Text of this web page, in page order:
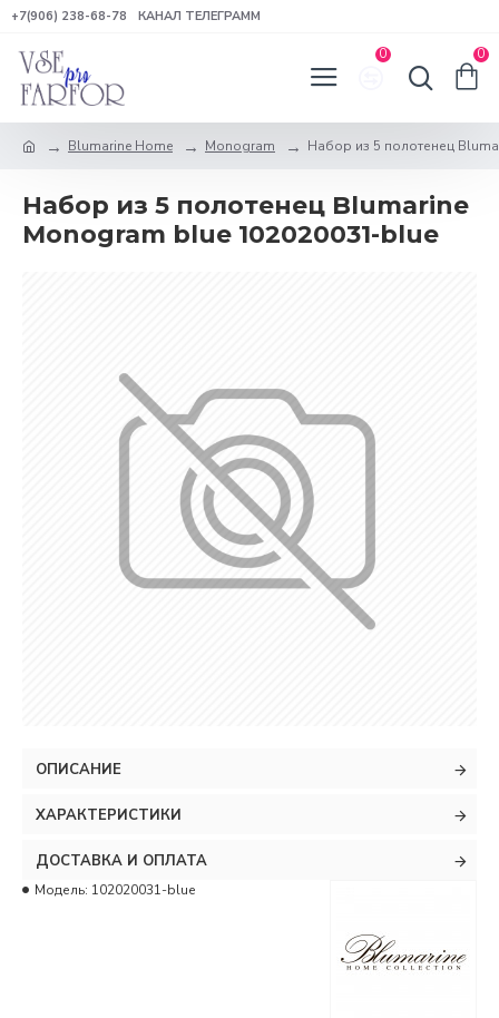
+7(906) 238-68-78 КАНАЛ ТЕЛЕГРАММ
0 0
Blumarine Home Monogram Набор из 5 полотенец
Набор из 5 полотенец Blumarine
Monogram blue 102020031-blue
ОПИСАНИЕ
ХАРАКТЕРИСТИКИ
ДОСТАВКА И ОПЛАТА
Модель: 102020031-blue